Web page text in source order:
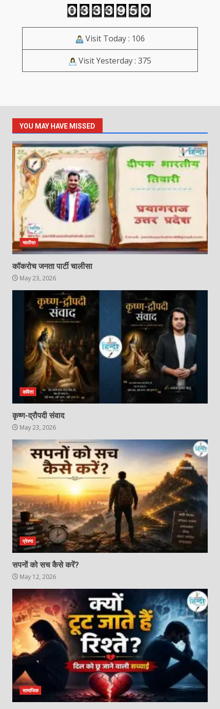
Visit Today : 106
Visit Yesterday : 375
YOU MAY HAVE MISSED
चालीसा
कॉकरोच जनता पार्टी चालीसा
May 23, 2026
कविता
कृष्ण-द्रौपदी संवाद
May 23, 2026
प्रेरणा
सपनों को सच कैसे करें?
May 12, 2026
सामाजिक